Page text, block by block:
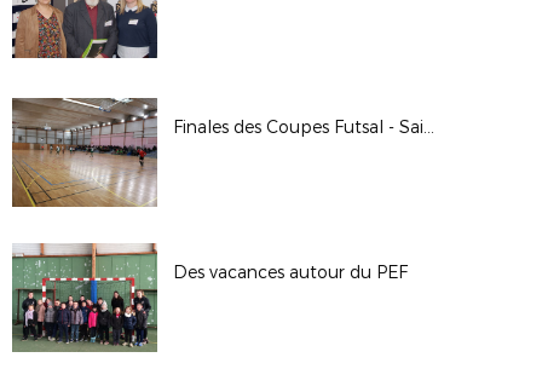
Finales des Coupes Futsal - Saison 2017/2018
Des vacances autour du PEF